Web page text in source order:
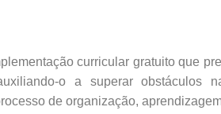
curricular gratuito que
o a superar obstáculos
de organização,